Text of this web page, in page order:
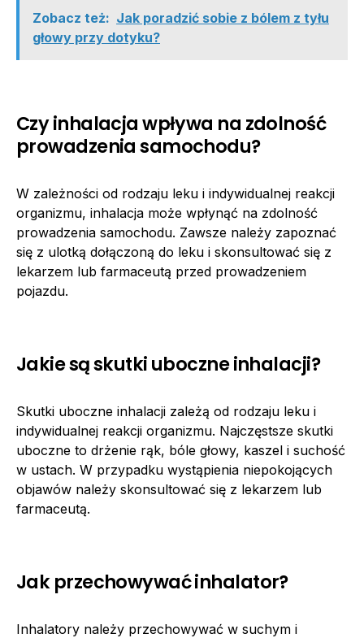
Zobacz też: Jak poradzić sobie z bólem z tyłu
głowy przy dotyku?
Czy inhalacja wpływa na zdolność
prowadzenia samochodu?
W zależności od rodzaju leku i indywidualnej reakcji
organizmu, inhalacja może wpłynąć na zdolność
prowadzenia samochodu. Zawsze należy zapoznać
się z ulotką dołączoną do leku i skonsultować się z
lekarzem lub farmaceutą przed prowadzeniem
pojazdu.
Jakie są skutki uboczne inhalacji?
Skutki uboczne inhalacji zależą od rodzaju leku i
indywidualnej reakcji organizmu. Najczęstsze skutki
uboczne to drżenie rąk, bóle głowy, kaszel i suchość
w ustach. W przypadku wystąpienia niepokojących
objawów należy skonsultować się z lekarzem lub
farmaceutą.
Jak przechowywać inhalator?
Inhalatory należy przechowywać w suchym i